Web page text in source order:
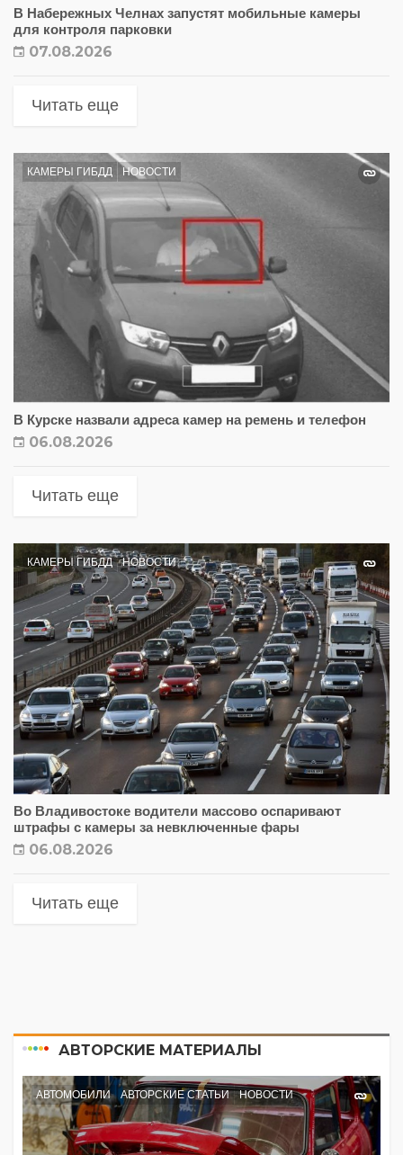
В Набережных Челнах запустят мобильные камеры
для контроля парковки
07.08.2026
Читать еще
КАМЕРЫ ГИБДД НОВОСТИ
В Курске назвали адреса камер на ремень и телефон
06.08.2026
Читать еще
КАМЕРЫ ГИБДД НОВОСТИ
Во Владивостоке водители массово оспаривают
штрафы с камеры за невключенные фары
06.08.2026
Читать еще
АВТОРСКИЕ МАТЕРИАЛЫ
АВТОМОБИЛИ АВТОРСКИЕ СТАТЬИ НОВОСТИ